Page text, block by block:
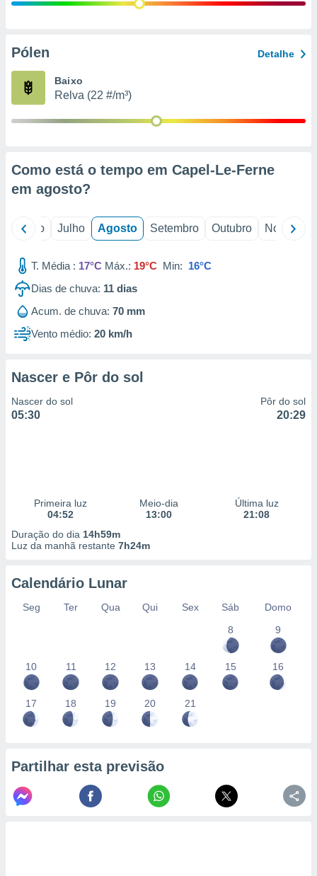
e
de
Pólen Detalhe
Baixo
Relva (22 #/m³)
Como está o tempo em Capel-Le-Ferne
em agosto?
Junho Julho Agosto Setembro Outubro Novembro
T. Média : 17°C Máx.: 19°C Min: 16°C
Dias de chuva: 11 dias
Acum. de chuva: 70 mm
Vento médio: 20 km/h
Nascer e Pôr do sol
Nascer do sol
05:30
Pôr do sol
20:29
Primeira luz
04:52
Meio-dia
13:00
Última luz
21:08
Duração do dia 14h59m
Luz da manhã restante 7h24m
Calendário Lunar
Seg Ter Qua Qui Sex Sáb
Domo
8
9
10 11 12 13 14 15 16
17 18 19 20 21
Partilhar esta previsão